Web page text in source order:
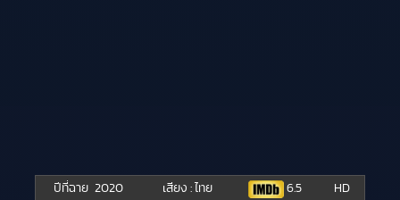
ปีที่ฉาย 2020 เสียง : ไทย 6.5 HD